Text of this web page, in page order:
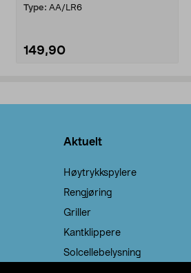
Type: AA/LR6
149,90
Aktuelt
Høytrykkspylere
Rengjøring
Griller
Kantklippere
Solcellebelysning